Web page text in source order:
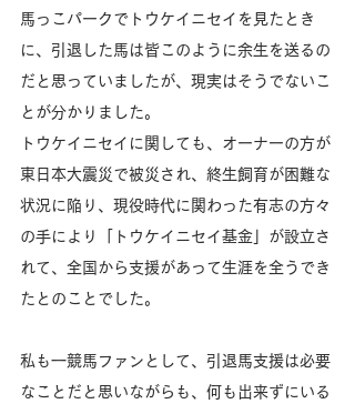
馬っこパークでトウケイニセイを見たとき
に、引退した馬は皆このように余生を送るの
だと思っていましたが、現実はそうでないこ
とが分かりました。
トウケイニセイに関しても、オーナーの方が
東日本大震災で被災され、終生飼育が困難な
状況に陥り、現役時代に関わった有志の方々
の手により「トウケイニセイ基金」が設立さ
れて、全国から支援があって生涯を全うでき
たとのことでした。
私も一競馬ファンとして、引退馬支援は必要
なことだと思いながらも、何も出来ずにいる